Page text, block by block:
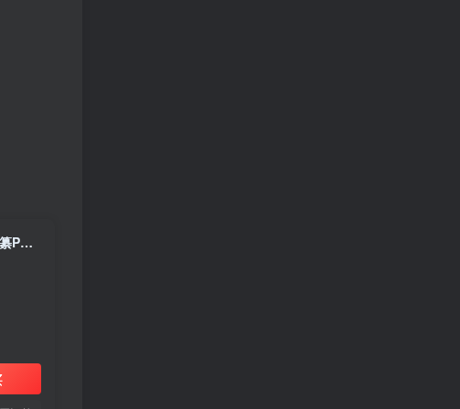
吉林省白山市《民国抚松县志》全五卷首一卷 张元俊修 车焕文纂PDF电子版地方志下载